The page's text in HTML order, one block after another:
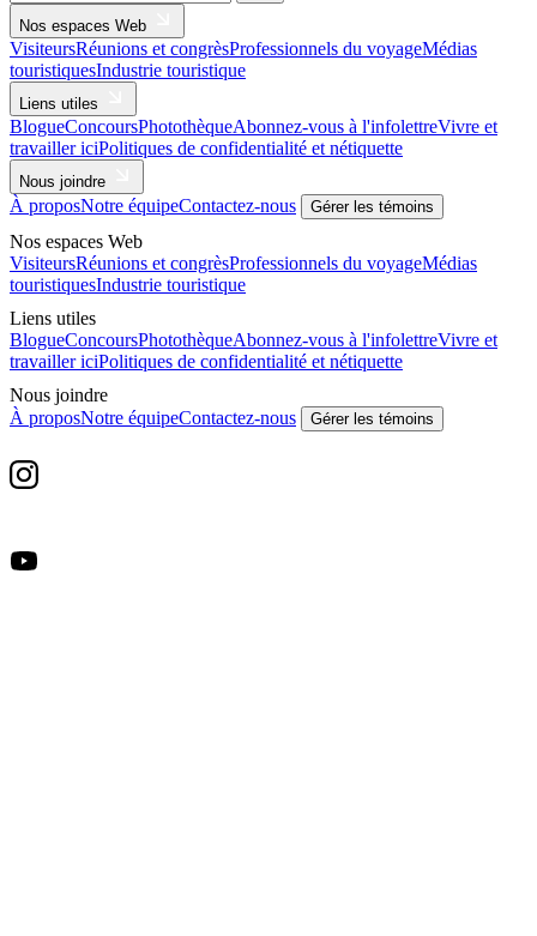
Nos espaces Web
VisiteursRéunions et congrèsProfessionnels du voyageMédias
touristiquesIndustrie touristique
Liens utiles
BlogueConcoursPhotothèqueAbonnez-vous à l'infolettreVivre et
travailler iciPolitiques de confidentialité et nétiquette
Nous joindre
À proposNotre équipeContactez-nous Gérer les témoins
Nos espaces Web
VisiteursRéunions et congrèsProfessionnels du voyageMédias
touristiquesIndustrie touristique
Liens utiles
BlogueConcoursPhotothèqueAbonnez-vous à l'infolettreVivre et
travailler iciPolitiques de confidentialité et nétiquette
Nous joindre
À proposNotre équipeContactez-nous Gérer les témoins